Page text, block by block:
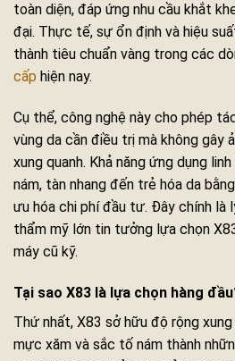
toàn diện, đáp ứng nhu cầu khắt
đại. Thực tế, sự ổn định và hiệu
thành tiêu chuẩn vàng trong các
cấp hiện nay.
Cụ thể, công nghệ này cho phép
vùng da cần điều trị mà không gây
xung quanh. Khả năng ứng dụng
nám, tàn nhang đến trẻ hóa da
ưu hóa chi phí đầu tư. Đây chính là
thẩm mỹ lớn tin tưởng lựa chọn
máy cũ kỹ.
Tại sao X83 là lựa chọn hàng
Thứ nhất, X83 sở hữu độ rộng
mực xăm và sắc tố nám thành